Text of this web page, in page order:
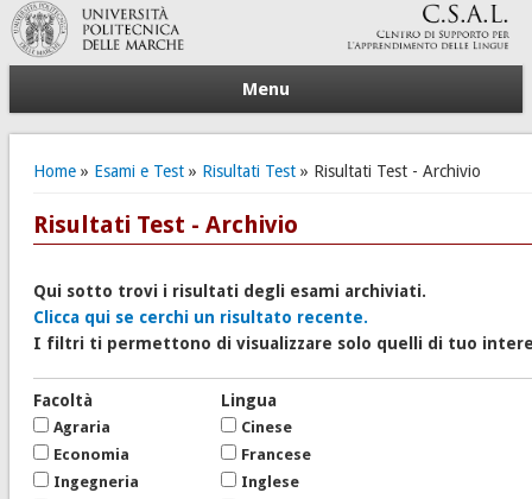
Menu
Tu sei qui
Home» Esami e Test» Risultati Test» Risultati Test - Archivio
Risultati Test - Archivio
Qui sotto trovi i risultati degli esami archiviati.
Clicca qui se cerchi un risultato recente.
I filtri ti permettono di visualizzare solo quelli di tuo
Facoltà
Agraria
Economia
Ingegneria
Lingua
Cinese
Francese
Inglese